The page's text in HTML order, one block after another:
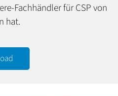
Fachhändler für CSP von
hat.